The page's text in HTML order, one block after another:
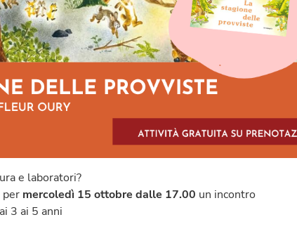
e laboratori?
per mercoledì 15 ottobre dalle 17.00 un incontro
3 ai 5 anni